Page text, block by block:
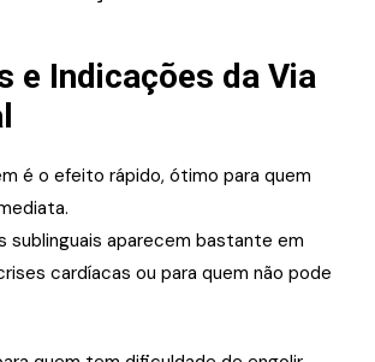
e Indicações da Via
é o efeito rápido, ótimo para quem
sublinguais aparecem bastante em
cardíacas ou para quem não pode